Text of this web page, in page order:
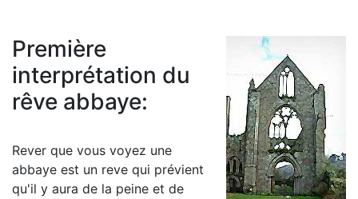
Première
interprétation du
rêve abbaye:
Rever que vous voyez une
abbaye est un reve qui prévient
qu'il y aura de la peine et de